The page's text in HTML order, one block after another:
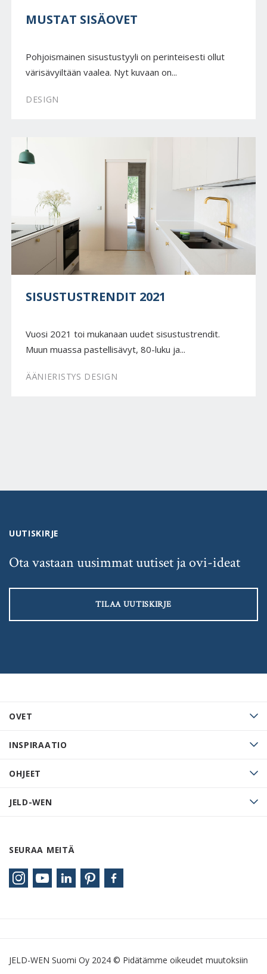
MUSTAT SISÄOVET
Pohjoismainen sisustustyyli on perinteisesti ollut
värisävyiltään vaalea. Nyt kuvaan on...
DESIGN
SISUSTUSTRENDIT 2021
Vuosi 2021 toi mukanaan uudet sisustustrendit.
Muun muassa pastellisävyt, 80-luku ja...
ÄÄNIERISTYS DESIGN
OVET
INSPIRAATIO
OHJEET
JELD-WEN
SEURAA MEITÄ
UUTISKIRJE
Ota vastaan uusimmat uutiset ja ovi-ideat
TILAA UUTISKIRJE
JELD-WEN Suomi Oy 2024 © Pidätämme oikeudet muutoksiin